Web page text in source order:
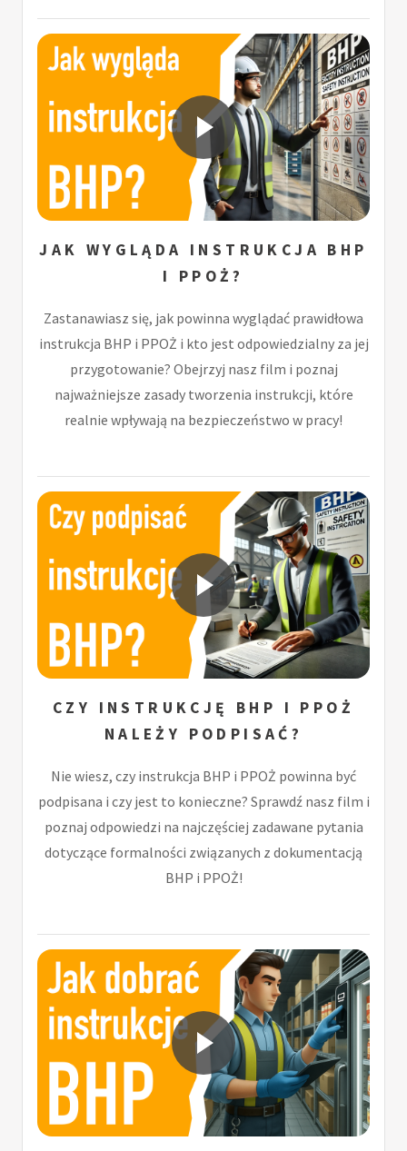
JAK WYGLĄDA INSTRUKCJA BHP
I PPOŻ?
Zastanawiasz się, jak powinna wyglądać prawidłowa
instrukcja BHP i PPOŻ i kto jest odpowiedzialny za jej
przygotowanie? Obejrzyj nasz film i poznaj
najważniejsze zasady tworzenia instrukcji, które
realnie wpływają na bezpieczeństwo w pracy!
CZY INSTRUKCJĘ BHP I PPOŻ
NALEŻY PODPISAĆ?
Nie wiesz, czy instrukcja BHP i PPOŻ powinna być
podpisana i czy jest to konieczne? Sprawdź nasz film i
poznaj odpowiedzi na najczęściej zadawane pytania
dotyczące formalności związanych z dokumentacją
BHP i PPOŻ!